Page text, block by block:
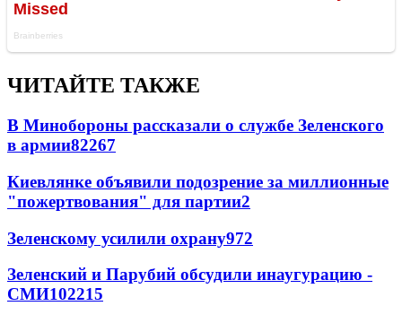
ЧИТАЙТЕ ТАКЖЕ
В Минобороны рассказали о службе Зеленского
в армии82267
Киевлянке объявили подозрение за миллионные
"пожертвования" для партии2
Зеленскому усилили охрану972
Зеленский и Парубий обсудили инаугурацию -
СМИ102215